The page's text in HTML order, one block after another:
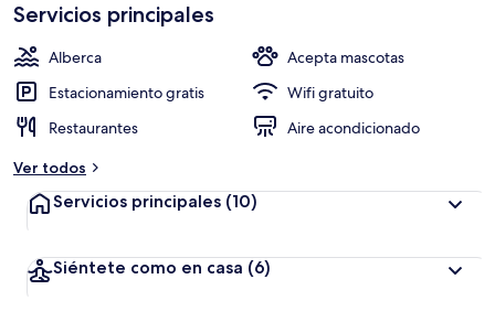
Servicios principales
Alberca
Acepta mascotas
Estacionamiento gratis
Wifi gratuito
Restaurantes
Aire acondicionado
Ver todos
Servicios principales (10)
Siéntete como en casa (6)